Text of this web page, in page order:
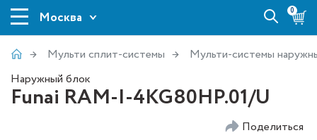
Москва 0
Мульти сплит-системы
Мульти-системы
Наружный блок
Funai RAM-I-4KG80HP.01/U
Поделиться